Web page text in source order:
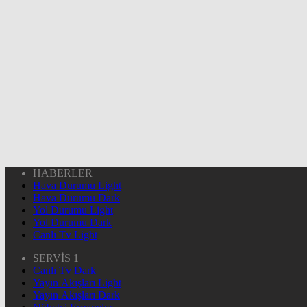
HABERLER
Hava Durumu Light
Hava Durumu Dark
Yol Durumu Light
Yol Durumu Dark
Canlı Tv Light
SERVİS 1
Canlı Tv Dark
Yayın Akışları Light
Yayın Akışları Dark